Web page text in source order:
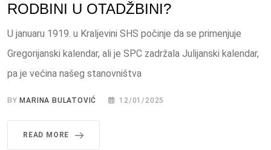
RODBINI U OTADŽBINI?
U januaru 1919. u Kraljevini SHS počinje da se primenjuje
Gregorijanski kalendar, ali je SPC zadržala Julijanski kalendar,
pa je većina našeg stanovništva
BY MARINA BULATOVIĆ 12/01/2025
READ MORE